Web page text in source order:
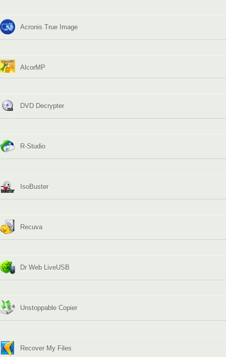
Acronis True Image
AlcorMP
DVD Decrypter
R-Studio
IsoBuster
Recuva
Dr Web LiveUSB
Unstoppable Copier
Recover My Files